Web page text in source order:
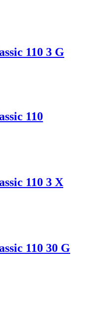
110 3 G
110
110 3 X
110 30 G